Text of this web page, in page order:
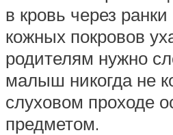
в кровь через
кожных покровов
родителям нужно
малыш никогда не
слуховом проходе
предметом.